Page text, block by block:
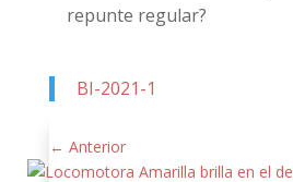
repunte regular?
BI-2021-1
← Anterior